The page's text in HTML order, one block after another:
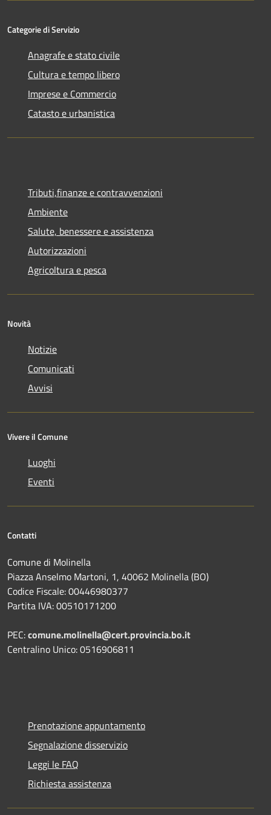
Categorie di Servizio
Anagrafe e stato civile
Cultura e tempo libero
Imprese e Commercio
Catasto e urbanistica
Tributi,finanze e contravvenzioni
Ambiente
Salute, benessere e assistenza
Autorizzazioni
Agricoltura e pesca
Novità
Notizie
Comunicati
Avvisi
Vivere il Comune
Luoghi
Eventi
Contatti
Comune di Molinella
Piazza Anselmo Martoni, 1, 40062 Molinella (BO)
Codice Fiscale: 00446980377
Partita IVA: 00510171200
PEC:comune.molinella@cert.provincia.bo.it
Centralino Unico: 0516906811
Prenotazione appuntamento
Segnalazione disservizio
Leggi le FAQ
Richiesta assistenza